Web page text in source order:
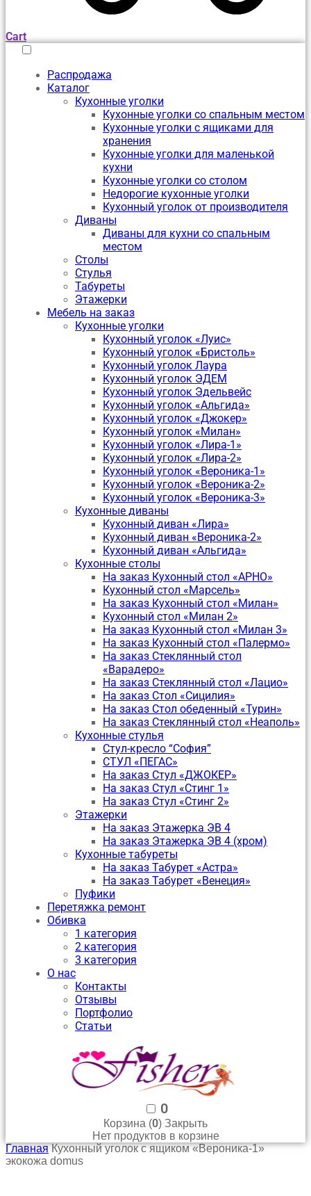
Cart
Распродажа
Каталог
Кухонные уголки
Кухонные уголки со спальным местом
Кухонные уголки с ящиками для
хранения
Кухонные уголки для маленькой
кухни
Кухонные уголки со столом
Недорогие кухонные уголки
Кухонный уголок от производителя
Диваны
Диваны для кухни со спальным
местом
Столы
Стулья
Табуреты
Этажерки
Мебель на заказ
Кухонные уголки
Кухонный уголок «Луис»
Кухонный уголок «Бристоль»
Кухонный уголок Лаура
Кухонный уголок ЭДЕМ
Кухонный уголок Эдельвейс
Кухонный уголок «Альгида»
Кухонный уголок «Джокер»
Кухонный уголок «Милан»
Кухонный уголок «Лира-1»
Кухонный уголок «Лира-2»
Кухонный уголок «Вероника-1»
Кухонный уголок «Вероника-2»
Кухонный уголок «Вероника-3»
Кухонные диваны
Кухонный диван «Лира»
Кухонный диван «Вероника-2»
Кухонный диван «Альгида»
Кухонные столы
На заказ Кухонный стол «АРНО»
Кухонный стол «Марсель»
На заказ Кухонный стол «Милан»
Кухонный стол «Милан 2»
На заказ Кухонный стол «Милан 3»
На заказ Кухонный стол «Палермо»
На заказ Стеклянный стол
«Варадеро»
На заказ Стеклянный стол «Лацио»
На заказ Стол «Сицилия»
На заказ Стол обеденный «Турин»
На заказ Стеклянный стол «Неаполь»
Кухонные стулья
Стул-кресло “София”
CТУЛ «ПЕГАС»
На заказ Стул «ДЖОКЕР»
На заказ Стул «Стинг 1»
На заказ Стул «Стинг 2»
Этажерки
На заказ Этажерка ЭВ 4
На заказ Этажерка ЭВ 4 (хром)
Кухонные табуреты
На заказ Табурет «Астра»
На заказ Табурет «Венеция»
Пуфики
Перетяжка ремонт
Обивка
1 категория
2 категория
3 категория
О нас
Контакты
Отзывы
Портфолио
Статьи
0
Корзина (0) Закрыть
Нет продуктов в корзине
Главная Кухонный уголок с ящиком «Вероника-1»
экокожа domus